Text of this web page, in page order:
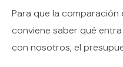
Para que la
conviene saber qué
con nosotros, el